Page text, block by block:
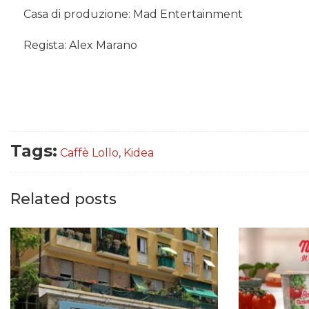
Casa di produzione: Mad Entertainment
Regista: Alex Marano
Tags: Caffè Lollo, Kidea
Related posts